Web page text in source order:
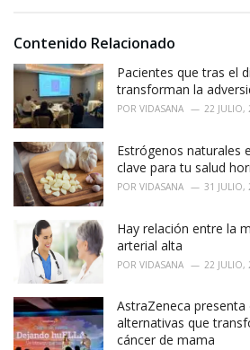
o
r
i
s
:
:Contenido Relacionado
Pacientes que tras el
transforman la
POR VIDASANA 22 JULIO,
Estrógenos naturales
clave para tu salud
POR VIDASANA 31 JULIO,
Hay relación entre la
arterial alta
POR VIDASANA 22 JULIO,
AstraZeneca presenta
alternativas que
cáncer de mama